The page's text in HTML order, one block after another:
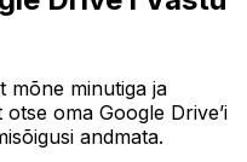
mõne minutiga ja
oma Google Drive’i
andmata.